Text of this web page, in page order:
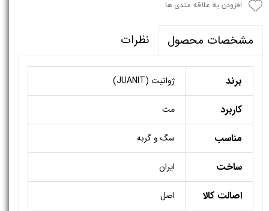
افزودن به علاقه مندی ها
مشخصات محصول نظرات
برند ژوانیت (JUANIT)
کاربرد مت
مناسب سگ و گربه
ساخت ایران
اصالت کالا اصل